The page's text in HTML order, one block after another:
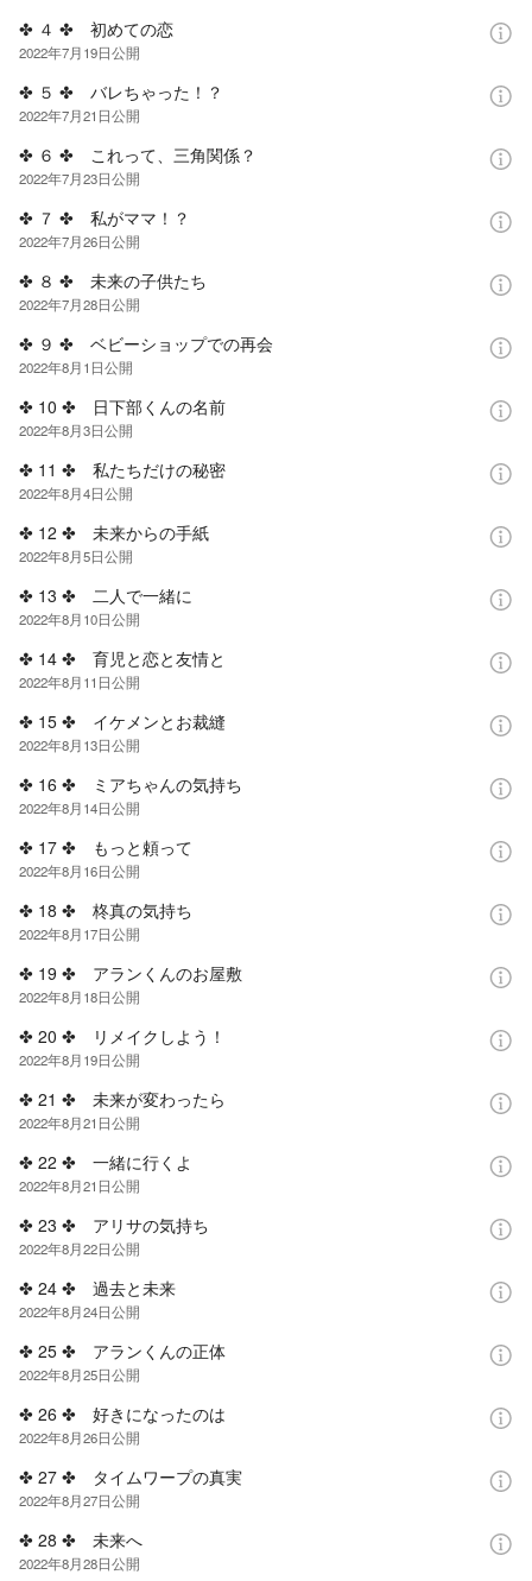
✤ ４ ✤ 初めての恋
2022年7月19日公開
✤ ５ ✤ バレちゃった！？
2022年7月21日公開
✤ ６ ✤ これって、三角関係？
2022年7月23日公開
✤ ７ ✤ 私がママ！？
2022年7月26日公開
✤ ８ ✤ 未来の子供たち
2022年7月28日公開
✤ ９ ✤ ベビーショップでの再会
2022年8月1日公開
✤ 10 ✤ 日下部くんの名前
2022年8月3日公開
✤ 11 ✤ 私たちだけの秘密
2022年8月4日公開
✤ 12 ✤ 未来からの手紙
2022年8月5日公開
✤ 13 ✤ 二人で一緒に
2022年8月10日公開
✤ 14 ✤ 育児と恋と友情と
2022年8月11日公開
✤ 15 ✤ イケメンとお裁縫
2022年8月13日公開
✤ 16 ✤ ミアちゃんの気持ち
2022年8月14日公開
✤ 17 ✤ もっと頼って
2022年8月16日公開
✤ 18 ✤ 柊真の気持ち
2022年8月17日公開
✤ 19 ✤ アランくんのお屋敷
2022年8月18日公開
✤ 20 ✤ リメイクしよう！
2022年8月19日公開
✤ 21 ✤ 未来が変わったら
2022年8月21日公開
✤ 22 ✤ 一緒に行くよ
2022年8月21日公開
✤ 23 ✤ アリサの気持ち
2022年8月22日公開
✤ 24 ✤ 過去と未来
2022年8月24日公開
✤ 25 ✤ アランくんの正体
2022年8月25日公開
✤ 26 ✤ 好きになったのは
2022年8月26日公開
✤ 27 ✤ タイムワープの真実
2022年8月27日公開
✤ 28 ✤ 未来へ
2022年8月28日公開